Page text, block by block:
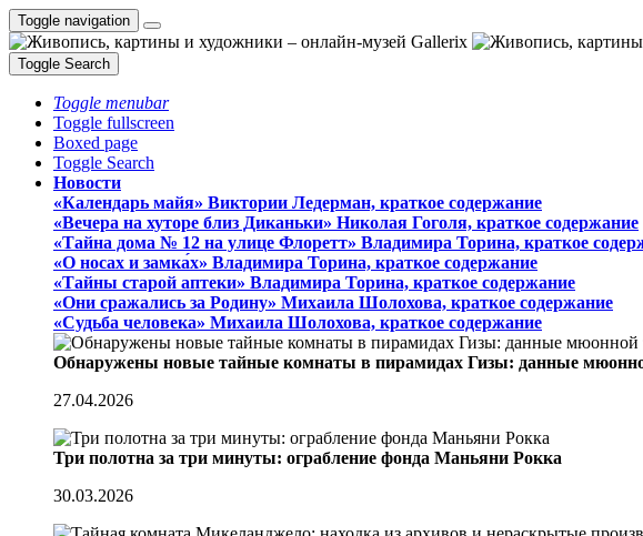
Toggle navigation
Toggle Search
Toggle menubar
Toggle fullscreen
Boxed page
Toggle Search
Новости
«Календарь майя» Виктории Ледерман, краткое содержание
«Вечера на хуторе близ Диканьки» Николая Гоголя, краткое содержание
«Тайна дома № 12 на улице Флоретт» Владимира Торина, краткое
«О носах и замка́х» Владимира Торина, краткое содержание
«Тайны старой аптеки» Владимира Торина, краткое содержание
«Они сражались за Родину» Михаила Шолохова, краткое содержание
«Судьба человека» Михаила Шолохова, краткое содержание
Обнаружены новые тайные комнаты в пирамидах Гизы: данные
27.04.2026
Три полотна за три минуты: ограбление фонда Маньяни Рокка
30.03.2026